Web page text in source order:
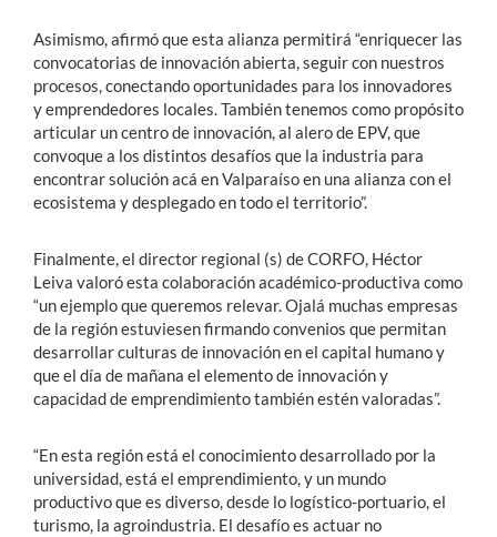
Asimismo, afirmó que esta alianza permitirá “enriquecer las
convocatorias de innovación abierta, seguir con nuestros
procesos, conectando oportunidades para los innovadores
y emprendedores locales. También tenemos como propósito
articular un centro de innovación, al alero de EPV, que
convoque a los distintos desafíos que la industria para
encontrar solución acá en Valparaíso en una alianza con el
ecosistema y desplegado en todo el territorio”.
Finalmente, el director regional (s) de CORFO, Héctor
Leiva valoró esta colaboración académico-productiva como
“un ejemplo que queremos relevar. Ojalá muchas empresas
de la región estuviesen firmando convenios que permitan
desarrollar culturas de innovación en el capital humano y
que el día de mañana el elemento de innovación y
capacidad de emprendimiento también estén valoradas”.
“En esta región está el conocimiento desarrollado por la
universidad, está el emprendimiento, y un mundo
productivo que es diverso, desde lo logístico-portuario, el
turismo, la agroindustria. El desafío es actuar no